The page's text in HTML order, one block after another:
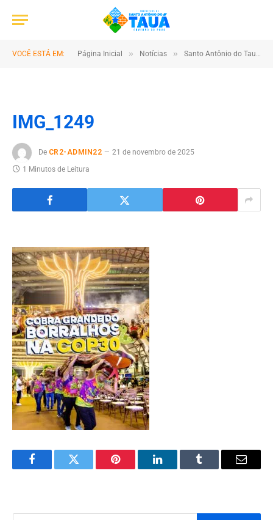
VOCÊ ESTÁ EM: Página Inicial » Notícias » Santo Antônio do Tauá apresenta cultura e sustentabilidade no Pavilhão Pará – Municípios durante a COP30
IMG_1249
De CR2-ADMIN22
21 de novembro de 2025
1 Minutos de Leitura
FacebookTwitter Pinterest LinkedInTumblr Email